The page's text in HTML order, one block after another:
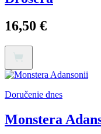
16,50 €
Doručenie dnes
Monstera